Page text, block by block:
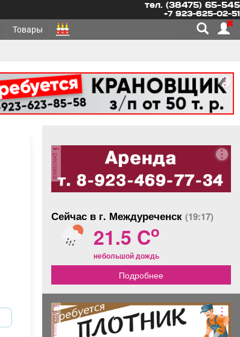
тел. (38475) 65-545
+7 923-625-02-51
Товары
реклама
Сейчас в г. Междуреченск (19:17)
21.5 Co
небольшой дождь
Подробнее
реклама